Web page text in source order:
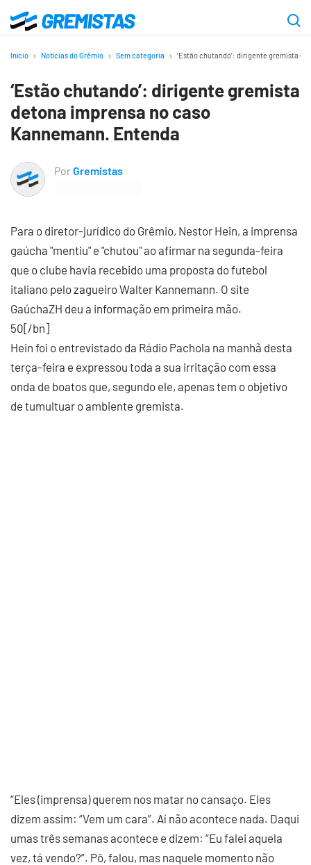
para
principal
Gremistas
Início Notícias do Grêmio Sem categoria ‘Estão chutando’: dirigente gremista
‘Estão chutando’: dirigente gremista
detona imprensa no caso
Kannemann. Entenda
PorGremistas
Para o diretor-jurídico do Grêmio, Nestor Hein, a imprensa
gaúcha "mentiu" e "chutou" ao afirmar na segunda-feira
que o clube havia recebido uma proposta do futebol
italiano pelo zagueiro Walter Kannemann. O site
GaúchaZH deu a informação em primeira mão.
50[/bn]
Hein foi o entrevistado da Rádio Pachola na manhã desta
terça-feira e expressou toda a sua irritação com essa
onda de boatos que, segundo ele, apenas tem o objetivo
de tumultuar o ambiente gremista.
“Eles (imprensa) querem nos matar no cansaço. Eles
dizem assim: “Vem um cara”. Aí não acontece nada. Daqui
umas três semanas acontece e dizem: “Eu falei aquela
vez, tá vendo?”. Pô, falou, mas naquele momento não